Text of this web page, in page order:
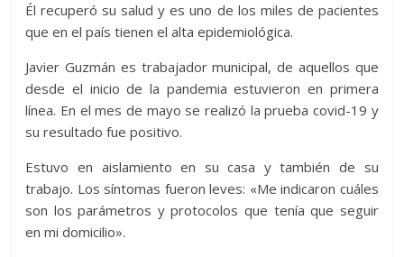
Él recuperó su salud y es uno de los miles de pacientes
que en el país tienen el alta epidemiológica.
Javier Guzmán es trabajador municipal, de aquellos que
desde el inicio de la pandemia estuvieron en primera
línea. En el mes de mayo se realizó la prueba covid-19 y
su resultado fue positivo.
Estuvo en aislamiento en su casa y también de su
trabajo. Los síntomas fueron leves: «Me indicaron cuáles
son los parámetros y protocolos que tenía que seguir
en mi domicilio».